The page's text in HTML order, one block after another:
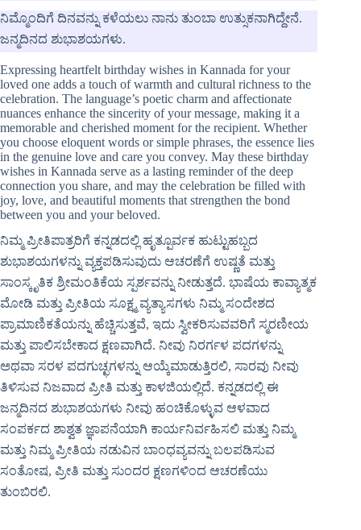
ನಿಮ್ಮೊಂದಿಗೆ ದಿನವನ್ನು ಕಳೆಯಲು ನಾನು ತುಂಬಾ ಉತ್ಸುಕನಾಗಿದ್ದೇನೆ.
ಜನ್ಮದಿನದ ಶುಭಾಶಯಗಳು.
Expressing heartfelt birthday wishes in Kannada for your
loved one adds a touch of warmth and cultural richness to the
celebration. The language’s poetic charm and affectionate
nuances enhance the sincerity of your message, making it a
memorable and cherished moment for the recipient. Whether
you choose eloquent words or simple phrases, the essence lies
in the genuine love and care you convey. May these birthday
wishes in Kannada serve as a lasting reminder of the deep
connection you share, and may the celebration be filled with
joy, love, and beautiful moments that strengthen the bond
between you and your beloved.
ನಿಮ್ಮ ಪ್ರೀತಿಪಾತ್ರರಿಗೆ ಕನ್ನಡದಲ್ಲಿ ಹೃತ್ಪೂರ್ವಕ ಹುಟ್ಟುಹಬ್ಬದ
ಶುಭಾಶಯಗಳನ್ನು ವ್ಯಕ್ತಪಡಿಸುವುದು ಆಚರಣೆಗೆ ಉಷ್ಣತೆ ಮತ್ತು
ಸಾಂಸ್ಕೃತಿಕ ಶ್ರೀಮಂತಿಕೆಯ ಸ್ಪರ್ಶವನ್ನು ನೀಡುತ್ತದೆ. ಭಾಷೆಯ ಕಾವ್ಯಾತ್ಮಕ
ಮೋಡಿ ಮತ್ತು ಪ್ರೀತಿಯ ಸೂಕ್ಷ್ಮ ವ್ಯತ್ಯಾಸಗಳು ನಿಮ್ಮ ಸಂದೇಶದ
ಪ್ರಾಮಾಣಿಕತೆಯನ್ನು ಹೆಚ್ಚಿಸುತ್ತವೆ, ಇದು ಸ್ವೀಕರಿಸುವವರಿಗೆ ಸ್ಮರಣೀಯ
ಮತ್ತು ಪಾಲಿಸಬೇಕಾದ ಕ್ಷಣವಾಗಿದೆ. ನೀವು ನಿರರ್ಗಳ ಪದಗಳನ್ನು
ಅಥವಾ ಸರಳ ಪದಗುಚ್ಛಗಳನ್ನು ಆಯ್ಕೆಮಾಡುತ್ತಿರಲಿ, ಸಾರವು ನೀವು
ತಿಳಿಸುವ ನಿಜವಾದ ಪ್ರೀತಿ ಮತ್ತು ಕಾಳಜಿಯಲ್ಲಿದೆ. ಕನ್ನಡದಲ್ಲಿ ಈ
ಜನ್ಮದಿನದ ಶುಭಾಶಯಗಳು ನೀವು ಹಂಚಿಕೊಳ್ಳುವ ಆಳವಾದ
ಸಂಪರ್ಕದ ಶಾಶ್ವತ ಜ್ಞಾಪನೆಯಾಗಿ ಕಾರ್ಯನಿರ್ವಹಿಸಲಿ ಮತ್ತು ನಿಮ್ಮ
ಮತ್ತು ನಿಮ್ಮ ಪ್ರೀತಿಯ ನಡುವಿನ ಬಾಂಧವ್ಯವನ್ನು ಬಲಪಡಿಸುವ
ಸಂತೋಷ, ಪ್ರೀತಿ ಮತ್ತು ಸುಂದರ ಕ್ಷಣಗಳಿಂದ ಆಚರಣೆಯು
ತುಂಬಿರಲಿ.